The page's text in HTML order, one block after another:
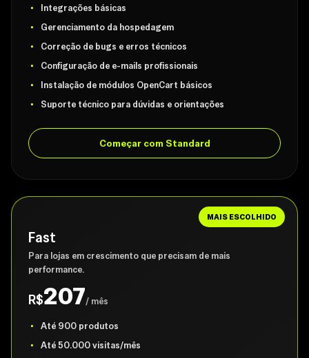
Integrações básicas
Gerenciamento da hospedagem
Correção de bugs e erros técnicos
Configuração de e-mails profissionais
Instalação de módulos OpenCart básicos
Suporte técnico para dúvidas e orientações
Começar com Standard
MAIS ESCOLHIDO
Fast
Para lojas em crescimento que precisam de mais
performance.
R$207/ mês
Até 900 produtos
Até 50.000 visitas/mês